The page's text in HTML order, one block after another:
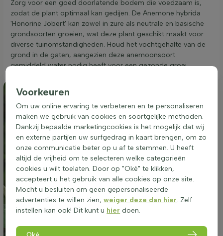
Zorg voor een goed doorlatende bodem die voedzaam is,
zodat de plant optimaal kan gedijen. De Anemone hybrida
'Honorine Jobert' kan zowel in zure als neutrale en basische
grondsoorten groeien, wat deze plant geschikt maakt voor
diverse tuinomstandigheden. Houd het vochtgehalte van de
grond in de gaten, aangezien deze anemoonsoort
gemiddeld water nodig heeft voor een gezonde groei.
Voorkeuren
Om uw online ervaring te verbeteren en te personaliseren
maken we gebruik van cookies en soortgelijke methoden.
Dankzij bepaalde marketingcookies is het mogelijk dat wij
en externe partijen uw surfgedrag in kaart brengen, om zo
onze communicatie beter op u af te stemmen. U heeft
altijd de vrijheid om te selecteren welke categorieën
cookies u wilt toelaten. Door op "Oké" te klikken,
accepteert u het gebruik van alle cookies op onze site.
Mocht u besluiten om geen gepersonaliseerde
advertenties te willen zien,weiger deze dan hier. Zelf
instellen kan ook! Dit kunt u hier doen.